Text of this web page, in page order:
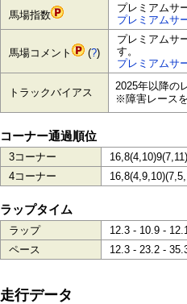
馬場指数
プレミアムサ
プレミアムサ
馬場コメント (?)
プレミアムサ
す。
プレミアムサ
トラックバイアス
2025年以降の
※障害レース
コーナー通過順位
3コーナー
4コーナー
ラップタイム
ラップ
12.3 - 10.9 -
ペース
12.3 - 23.2 -
走行データ